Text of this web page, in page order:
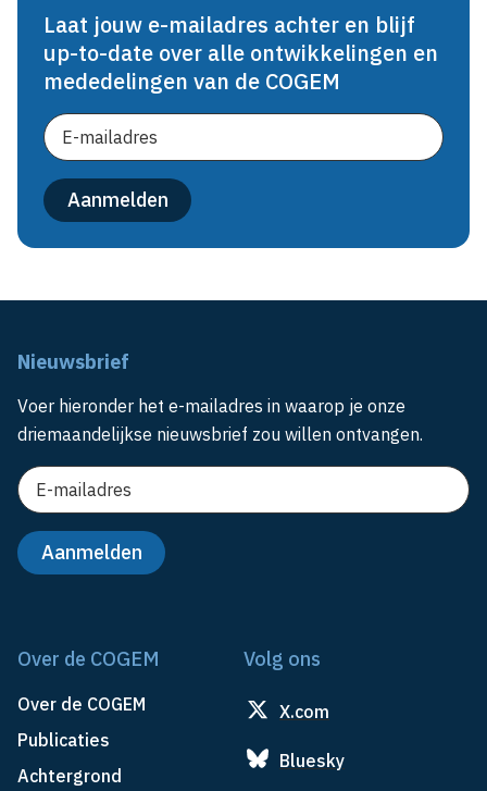
Laat jouw e-mailadres achter en blijf
up-to-date over alle ontwikkelingen en
mededelingen van de COGEM
Nieuwsbrief
Voer hieronder het e-mailadres in waarop je onze
driemaandelijkse nieuwsbrief zou willen ontvangen.
Over de COGEM
Over de COGEM
Publicaties
Achtergrond
Volg ons
X.com
Bluesky